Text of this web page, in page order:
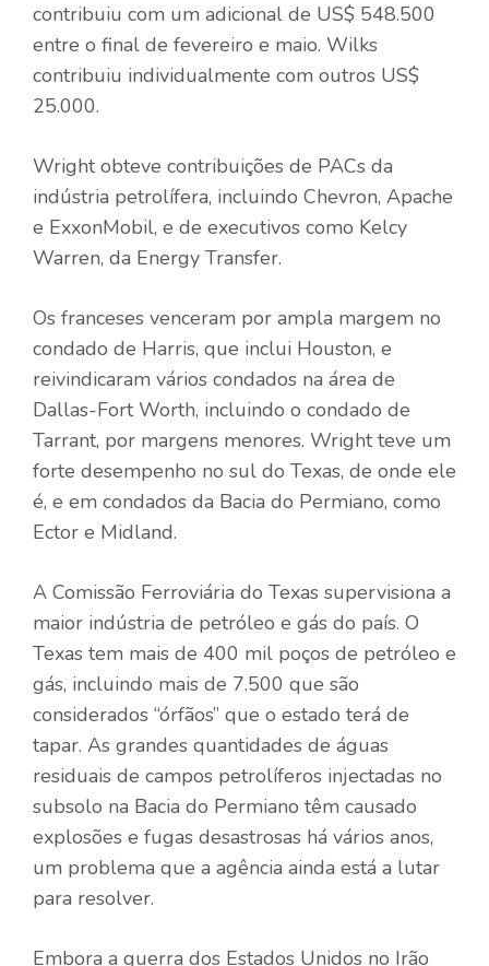
contribuiu com um adicional de US$ 548.500
entre o final de fevereiro e maio. Wilks
contribuiu individualmente com outros US$
25.000.
Wright obteve contribuições de PACs da
indústria petrolífera, incluindo Chevron, Apache
e ExxonMobil, e de executivos como Kelcy
Warren, da Energy Transfer.
Os franceses venceram por ampla margem no
condado de Harris, que inclui Houston, e
reivindicaram vários condados na área de
Dallas-Fort Worth, incluindo o condado de
Tarrant, por margens menores. Wright teve um
forte desempenho no sul do Texas, de onde ele
é, e em condados da Bacia do Permiano, como
Ector e Midland.
A Comissão Ferroviária do Texas supervisiona a
maior indústria de petróleo e gás do país. O
Texas tem mais de 400 mil poços de petróleo e
gás, incluindo mais de 7.500 que são
considerados “órfãos” que o estado terá de
tapar. As grandes quantidades de águas
residuais de campos petrolíferos injectadas no
subsolo na Bacia do Permiano têm causado
explosões e fugas desastrosas há vários anos,
um problema que a agência ainda está a lutar
para resolver.
Embora a guerra dos Estados Unidos no Irão